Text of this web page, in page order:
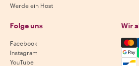
Werde ein Host
Folge uns
Facebook
Instagram
YouTube
Wir